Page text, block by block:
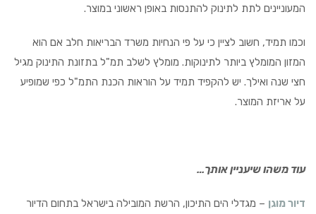
המעוניינים לתת לתינוק להתנסות באופן ראשוני במוצר.
וכמו תמיד, חשוב לציין כי על פי הנחיות משרד הבריאות חלב אם הוא
המזון המומלץ ביותר לתינוקות. מומלץ לשלב תמ"ל בתזונת התינוק מגיל
חצי שנה ואילך. יש להקפיד תמיד על הוראות הכנת התמ"ל כפי שמופיע
על אריזת המוצר.
עוד משהו שיעניין אותך…
דיור מוגן – מגדלי הים התיכון, הרשת המובילה בישראל בתחום הדיור